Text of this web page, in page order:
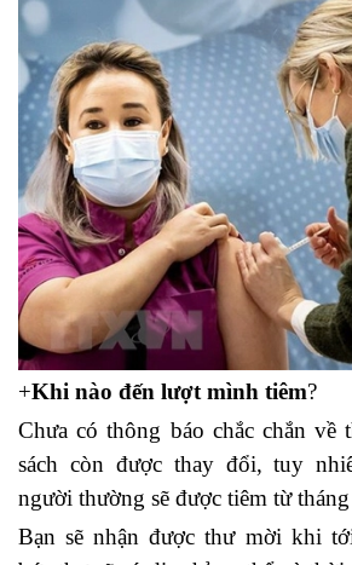
+Khi nào đến lượt mình tiêm?
Chưa có thông báo chắc chắn về
sách còn được thay đổi, tuy
người thường sẽ được tiêm từ
Bạn sẽ nhận được thư mời khi